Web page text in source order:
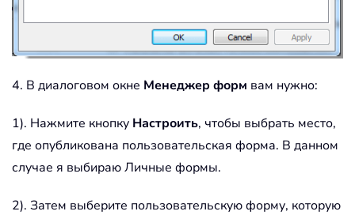
4. В диалоговом окне Менеджер форм вам нужно:
1). Нажмите кнопку Настроить, чтобы выбрать место,
где опубликована пользовательская форма. В данном
случае я выбираю Личные формы.
2). Затем выберите пользовательскую форму, которую